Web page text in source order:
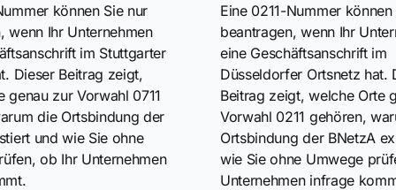
können Sie nur
wenn Ihr Unternehmen
im Stuttgarter
Dieser Beitrag zeigt,
genau zur Vorwahl 0711
die Ortsbindung der
und wie Sie ohne
ob Ihr Unternehmen
Eine 0211-Nummer können
beantragen, wenn Ihr
eine Geschäftsanschrift im
Düsseldorfer Ortsnetz hat.
Beitrag zeigt, welche Orte
Vorwahl 0211 gehören,
Ortsbindung der BNetzA
wie Sie ohne Umwege
Unternehmen infrage